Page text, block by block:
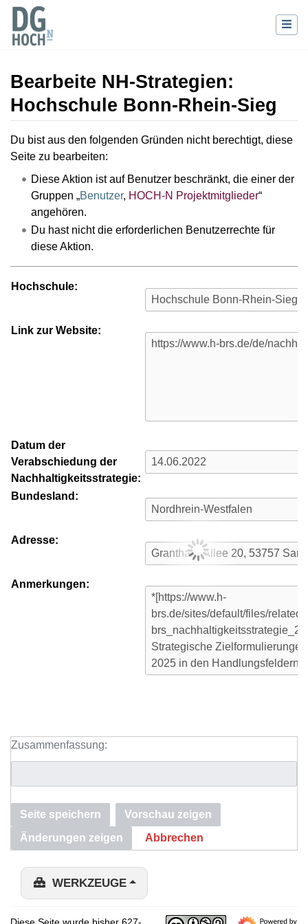
Bearbeite NH-Strategien:
Hochschule Bonn-Rhein-Sieg
Wechseln zu:Navigation,Suche
Du bist aus den folgenden Gründen nicht berechtigt, diese
Seite zu bearbeiten:
Diese Aktion ist auf Benutzer beschränkt, die einer der
Gruppen „Benutzer, HOCH-N Projektmitglieder“
angehören.
Du hast nicht die erforderlichen Benutzerrechte für
diese Aktion.
Hochschule:
Link zur Website:
Datum der
Verabschiedung der
Nachhaltigkeitsstrategie:
Bundesland:
Adresse:
Anmerkungen:
Zusammenfassung:
Seite speichern
Vorschau zeigen
Änderungen zeigen
Abbrechen
WERKZEUGE
Diese Seite wurde bisher 627-